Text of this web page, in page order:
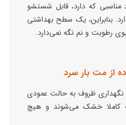
مناسبی که دارد، قابل شستشو
بنابراین، یک سطح بهداشتی
رطوبت و نم نگه نمی‌دارد.
از مت بار سرد
ظروف به حالت عمودی
کاملا خشک می‌شوند و هیچ